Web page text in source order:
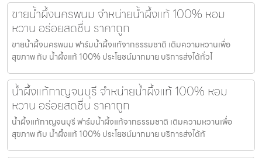
ขายน้ำผึ้งนครพนม จำหน่ายน้ำผึ้งแท้ 100% หอม
หวาน อร่อยสดชื่น ราคาถูก
ขายน้ำผึ้งนครพนม ฟาร์มน้ำผึ้งแท้จากธรรมชาติ เติมความหวานเพื่อ
สุขภาพ กับ น้ำผึ้งแท้ 100% ประโยชน์มากมาย บริการส่งได้ทั่วไ
น้ำผึ้งแท้กาญจนบุรี จำหน่ายน้ำผึ้งแท้ 100% หอม
หวาน อร่อยสดชื่น ราคาถูก
น้ำผึ้งแท้กาญจนบุรี ฟาร์มน้ำผึ้งแท้จากธรรมชาติ เติมความหวานเพื่อ
สุขภาพ กับ น้ำผึ้งแท้ 100% ประโยชน์มากมาย บริการส่งได้ทั